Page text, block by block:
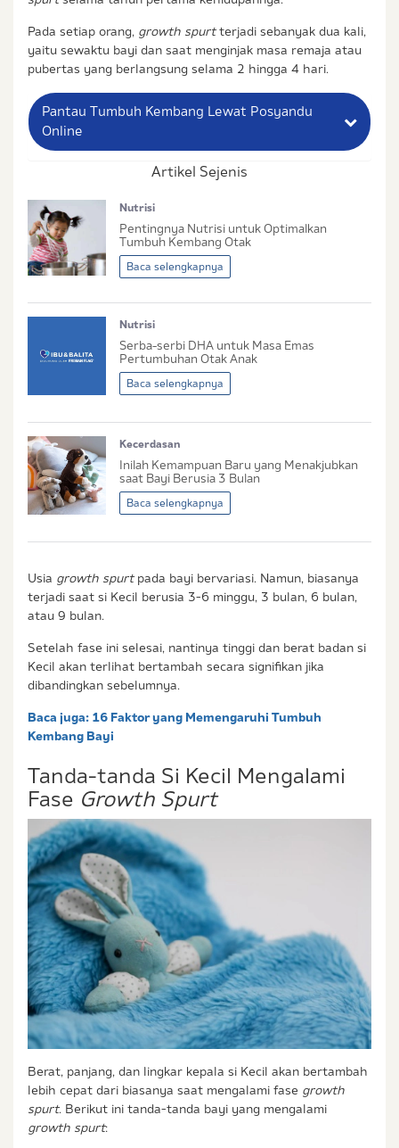
Pada setiap orang, growth spurtterjadi sebanyak dua kali,
yaitu sewaktu bayi dan saat menginjak masa remaja atau
pubertas yang berlangsung selama 2 hingga 4 hari.
Pantau Tumbuh Kembang Lewat Posyandu
Online
Nama Lengkap Ibu
No. Handphone (Whatsapp)
Buat Password
Status / Kondisi Ibu Saat Ini
Tidak Hamil dan Memiliki Anak
Sedang Hamil
Sedang Hamil dan Memiliki Anak
kebijakan privasiIbu & Balita
Saya setuju dan bersedia menerima informasi dari
Ibu & Balita, Frisian Flag Indonesia, dan partner Ibu
& Balita.
Artikel Sejenis
Nutrisi
Pentingnya Nutrisi untuk Optimalkan
Tumbuh Kembang Otak
Baca selengkapnya
Nutrisi
Serba-serbi DHA untuk Masa Emas
Pertumbuhan Otak Anak
Baca selengkapnya
Kecerdasan
Inilah Kemampuan Baru yang Menakjubkan
saat Bayi Berusia 3 Bulan
Baca selengkapnya
Usia growth spurtpada bayi bervariasi. Namun, biasanya
terjadi saat si Kecil berusia 3-6 minggu, 3 bulan, 6 bulan,
atau 9 bulan.
Setelah fase ini selesai, nantinya tinggi dan berat badan si
Kecil akan terlihat bertambah secara signifikan jika
dibandingkan sebelumnya.
Baca juga: 16 Faktor yang Memengaruhi Tumbuh
Kembang Bayi
Tanda-tanda Si Kecil Mengalami
Fase Growth Spurt
Berat, panjang, dan lingkar kepala si Kecil akan bertambah
lebih cepat dari biasanya saat mengalami fase growth
spurt. Berikut ini tanda-tanda bayi yang mengalami
growth spurt: